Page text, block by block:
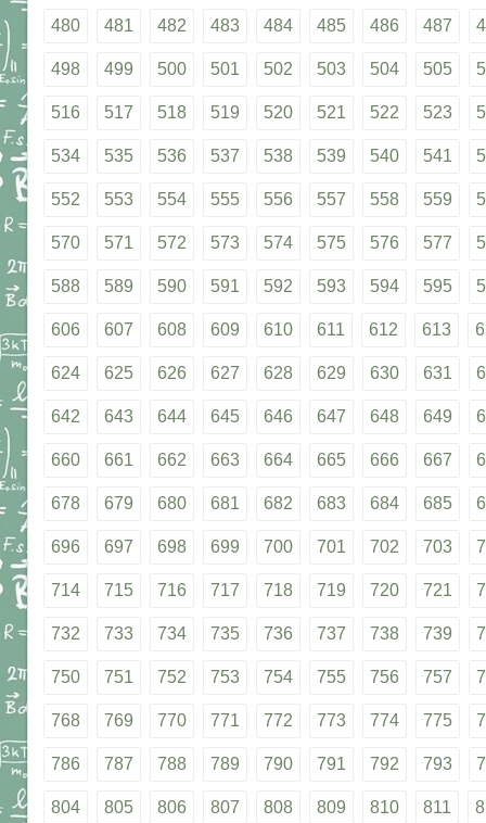
480 481 482 483 484 485 486 487
498 499 500 501 502 503 504 505
516 517 518 519 520 521 522 523
534 535 536 537 538 539 540 541
552 553 554 555 556 557 558 559
570 571 572 573 574 575 576 577
588 589 590 591 592 593 594 595
606 607 608 609 610 611 612 613
624 625 626 627 628 629 630 631
642 643 644 645 646 647 648 649
660 661 662 663 664 665 666 667
678 679 680 681 682 683 684 685
696 697 698 699 700 701 702 703
714 715 716 717 718 719 720 721
732 733 734 735 736 737 738 739
750 751 752 753 754 755 756 757
768 769 770 771 772 773 774 775
786 787 788 789 790 791 792 793
804 805 806 807 808 809 810 811